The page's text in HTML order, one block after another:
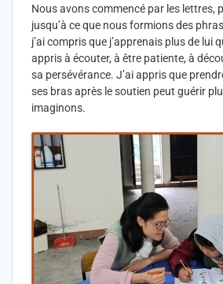
Nous avons commencé par les lettres,
jusqu’à ce que nous formions des
j’ai compris que j’apprenais plus de lui
appris à écouter, à être patiente, à
sa persévérance. J’ai appris que
ses bras après le soutien peut guérir
imaginons.